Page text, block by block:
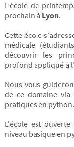
L’école de
prochain à Lyon.
Cette école
médicale
découvrir les
profond appliqué à
Nous vous
de ce domaine via
pratiques en python.
L’école est
niveau basique en